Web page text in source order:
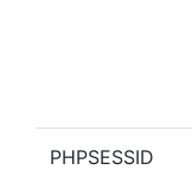
PHPSESSID